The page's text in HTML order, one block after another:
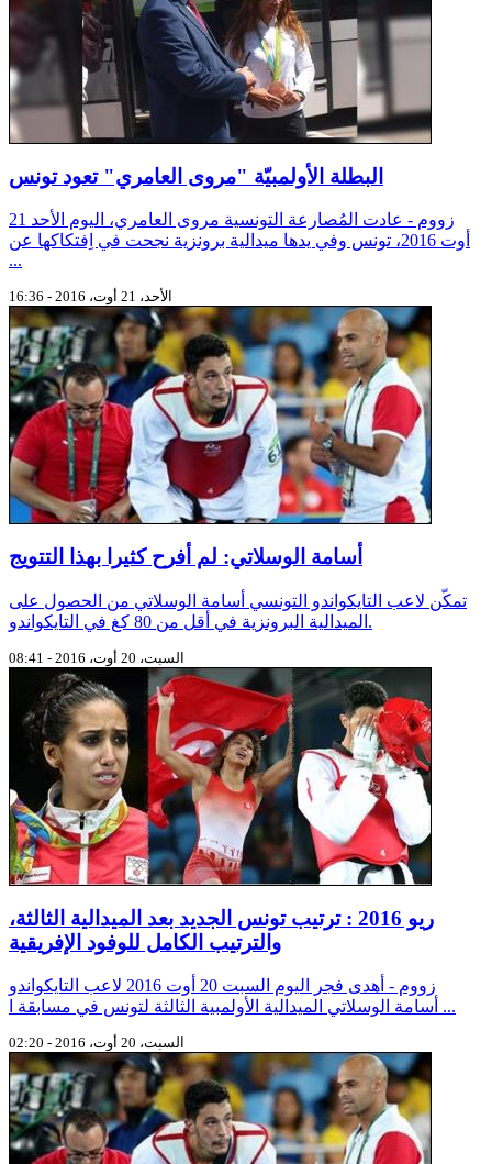
البطلة الأولمبيّة "مروى العامري" تعود تونس
زووم - عادت المُصارعة التونسية مروى العامري، اليوم الأحد 21
أوت 2016، تونس وفي يدها ميدالية برونزية نجحت في اِفتكاكها عن
...
الأحد، 21 أوت، 2016 - 16:36
أسامة الوسلاتي: لم أفرح كثيرا بهذا التتويج
تمكّن لاعب التايكواندو التونسي أسامة الوسلاتي من الحصول على
الميدالية البرونزية في أقل من 80 كغ في التايكواندو.
السبت، 20 أوت، 2016 - 08:41
ريو 2016 : ترتيب تونس الجديد بعد الميدالية الثالثة،
زووم - أهدى فجر اليوم السبت 20 أوت 2016 لاعب التايكواندو
أسامة الوسلاتي الميدالية الأولمبية الثالثة لتونس في مسابقة ا ...
السبت، 20 أوت، 2016 - 02:20